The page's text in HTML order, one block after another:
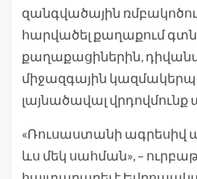
զանգվածային
հարվածել քաղաքում
քաղաքացիներին,
միջազգային
լայնածավալ
«Ռուսաստանի ագրեսիվ
ևս մեկ սահման», –